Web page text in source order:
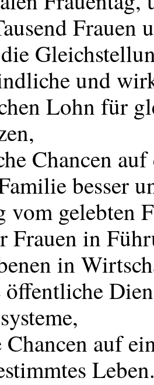
Frauen
und
Lohn für
Chancen auf
besser
vom gelebten
in
in
auf